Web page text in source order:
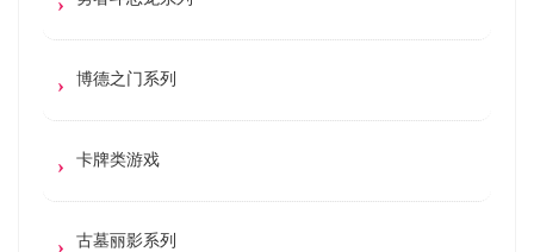
博德之门系列
卡牌类游戏
古墓丽影系列